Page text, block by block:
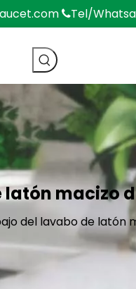
Tel/
macizo
del lavabo de latón